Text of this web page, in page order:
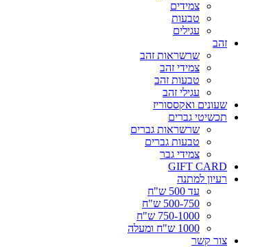
צמידים
טבעות
עגילים
זהב
שרשראות זהב
צמידי זהב
טבעות זהב
עגילי זהב
שעונים ואקססוריז
תכשיטי גברים
שרשראות גברים
טבעות גברים
צמידי גבר
GIFT CARD
רעיון למתנה
עד 500 ש"ח
500-750 ש"ח
750-1000 ש"ח
1000 ש"ח ומעלה
צור קשר